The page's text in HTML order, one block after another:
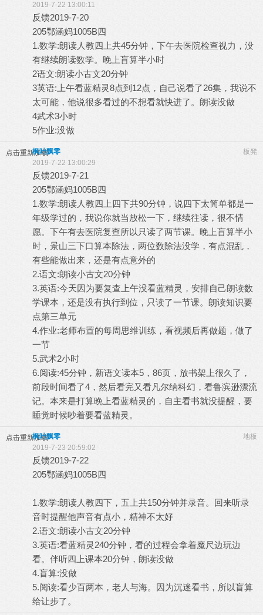
2019-7-22 13:00:11
反馈2019-7-20
205鄂涵妈1005B四
1.数学:朗读人教四上共45分钟，下午去医院检查视力，没
有继续朗读数学。晚上盲算半小时
2语文:朗读小古文20分钟
3英语:上午看蓝精灵8点到12点，自己说看了26集，我说不
太可能，他说很多看过的不想看就快进了。朗读没做
4武术3小时
5作业:没做
点击重新加载 板凳
枫叶飘零
2019-7-22 13:00:29
反馈2019-7-21
205鄂涵妈1005B四
1.数学:朗读人教四上四下共90分钟，说四下太简单都是一
年级学过的，我说你就当放松一下，继续往读，很不情
愿。下午有去医院复查所以只读了两节课。晚上盲算半小
时，景山三下口算本除法，两位数除法没学，有点混乱，
有些能做出来，还是有点意外的
2.语文:朗读小古文20分钟
3.英语:今天因为要复查上午没看蓝精灵，安排自己朗读数
学课本，还是没有执行到位，只读了一节课。朗读知识要
点第三单元
4.作业:老师布置的每周思维训练，看视频后再做题，做了
一节
5.武术2小时
6.阅读:45分钟，新语文读本5，86页，放书架上很久了，
前段时间看了4，然后看完又看凡尔纳科幻，看鲁滨逊漂流
记。本来是打算晚上看蓝精灵的，自主看书就没提醒，要
睡觉时候吵着要看蓝精灵。
点击重新加载 地板
枫叶飘零
2019-7-23 20:59:02
反馈2019-7-22
205鄂涵妈1005B四
1.数学:朗读人教四下，五上共150分钟并录音。回来听录
音时提醒他声音有点小，精神不太好
2.语文:朗读小古文20分钟
3.英语:看蓝精灵240分钟，看的过程会拿着魔尺边玩边
看。伴听四上课本20分钟，朗读没做
4.盲算:没做
5.阅读:看少百两本，老人与海。因为沉迷看书，所以盲算
给让步了。